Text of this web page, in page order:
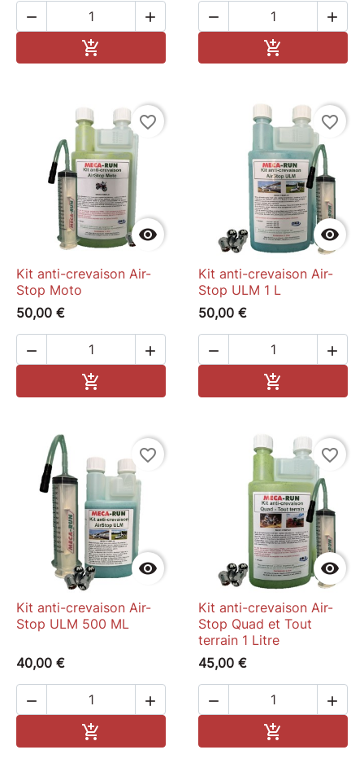
 

 


favorite_border
Kit anti-crevaison Air-
Stop Moto
50,00 €
 


favorite_border
Kit anti-crevaison Air-
Stop ULM 1 L
50,00 €
 


favorite_border
Kit anti-crevaison Air-
Stop ULM 500 ML
40,00 €
 


favorite_border
Kit anti-crevaison Air-
Stop Quad et Tout
terrain 1 Litre
45,00 €
 
